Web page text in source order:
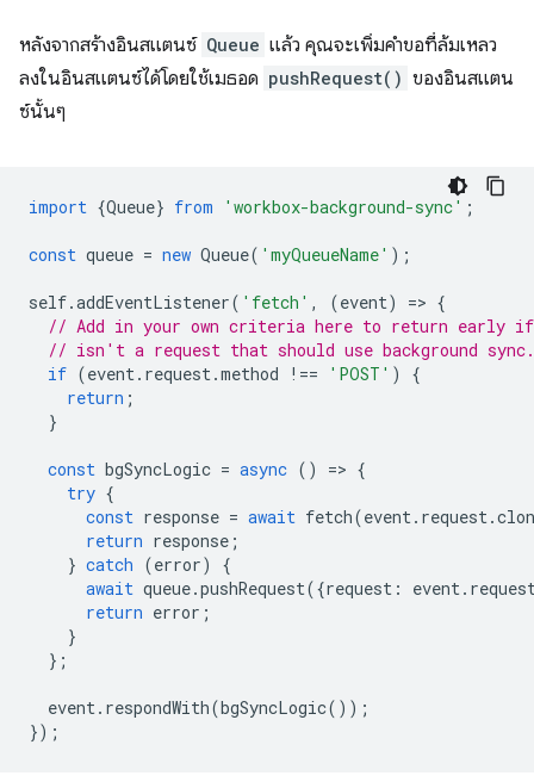
หลังจากสร้างอินสแตนซ์ Queue แล้ว คุณจะเพิ่มคำขอที่ล้มเหลว
ลงในอินสแตนซ์ได้โดยใช้เมธอด pushRequest() ของอินสแตน
ซ์นั้นๆ
import {Queue} from 'workbox-background-sync' ;
const queue = new Queue( 'myQueueName' );
self.addEventListener( 'fetch' , (event) => {
// Add in your own criteria here to return early
// isn't a request that should use background sync.
if (event. request.method !== 'POST' )
{
return ;
}
const bgSyncLogic = async () => {
try {
const response = await fetch(event. request.
return response ;
} catch (error)
{
await queue.pushRequest({request : event.
return error ;
}
};
event. respondWith(bgSyncLogic());
});